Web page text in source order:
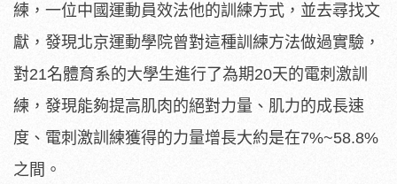
練，一位中國運動員效法他的訓練方式，並去尋找文
獻，發現北京運動學院曾對這種訓練方法做過實驗，
對21名體育系的大學生進行了為期20天的電刺激訓
練，發現能夠提高肌肉的絕對力量、肌力的成長速
度、電刺激訓練獲得的力量增長大約是在7%~58.8%
之間。